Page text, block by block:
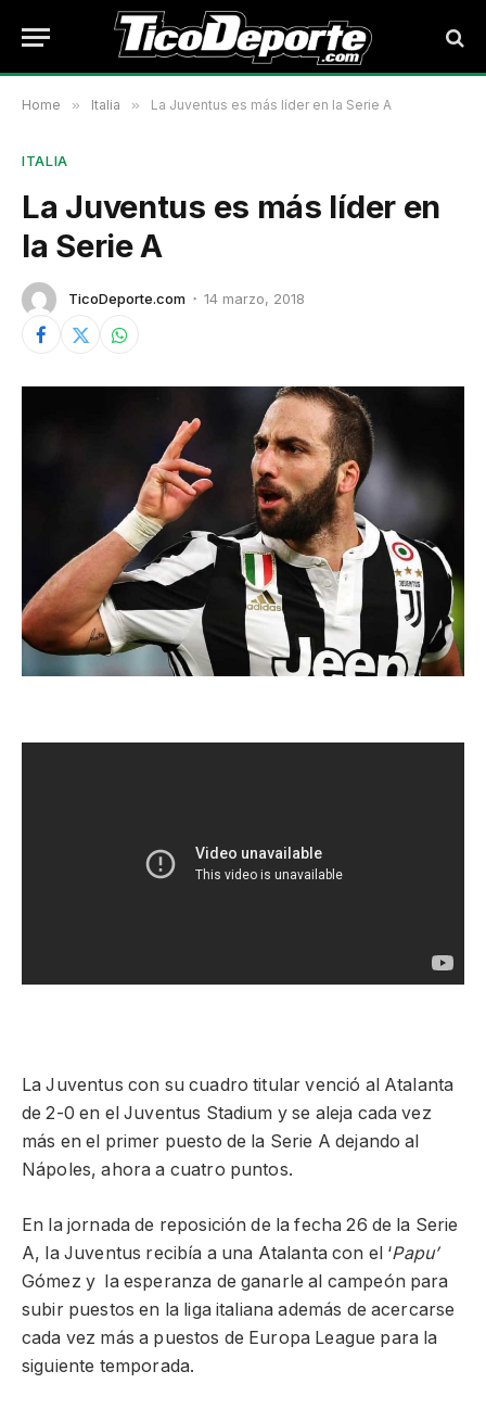
Home » Italia » La Juventus es más líder en la Serie A
ITALIA
La Juventus es más líder en
la Serie A
TicoDeporte.com 14 marzo, 2018
La Juventus con su cuadro titular venció al Atalanta
de 2-0 en el Juventus Stadium y se aleja cada vez
más en el primer puesto de la Serie A dejando al
Nápoles, ahora a cuatro puntos.
En la jornada de reposición de la fecha 26 de la Serie
A, la Juventus recibía a una Atalanta con el ‘Papu’
Gómez y la esperanza de ganarle al campeón para
subir puestos en la liga italiana además de acercarse
cada vez más a puestos de Europa League para la
siguiente temporada.